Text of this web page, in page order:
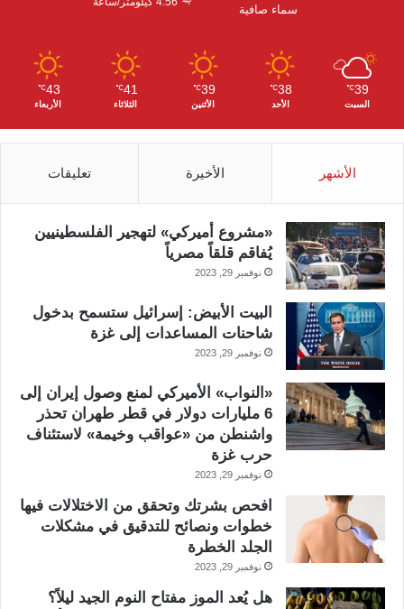
سماء صافية
39
℃
السبت
38
℃
الأحد
39
℃
الأثنين
41
℃
الثلاثاء
43
℃
الأربعاء
الأشهر الأخيرة تعليقات
«مشروع أميركي» لتهجير الفلسطينيين
يُفاقم قلقاً مصرياً
نوفمبر 29, 2023
البيت الأبيض: إسرائيل ستسمح بدخول
شاحنات المساعدات إلى غزة
نوفمبر 29, 2023
«النواب» الأميركي لمنع وصول إيران إلى
6 مليارات دولار في قطر طهران تحذر
واشنطن من «عواقب وخيمة» لاستئناف
حرب غزة
نوفمبر 29, 2023
افحص بشرتك وتحقق من الاختلالات فيها
خطوات ونصائح للتدقيق في مشكلات
الجلد الخطرة
نوفمبر 29, 2023
هل يُعد الموز مفتاح النوم الجيد ليلاً؟